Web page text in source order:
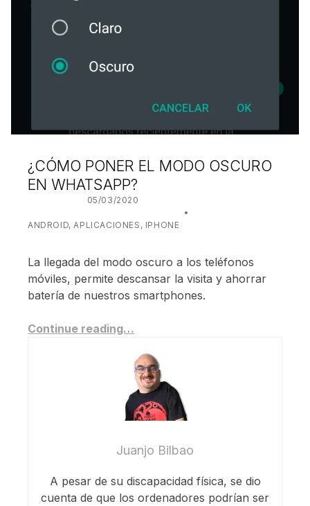
¿CÓMO PONER EL MODO OSCURO
EN WHATSAPP?
05/03/2020
ANDROID,APLICACIONES , IPHONE
La llegada del modo oscuro a los teléfonos
móviles, permite descansar la visita y ahorrar
batería de nuestros smartphones.
Continue reading…
Juanjo Bilbao
A pesar de su discapacidad física, se dio
cuenta de que los ordenadores podrían ser